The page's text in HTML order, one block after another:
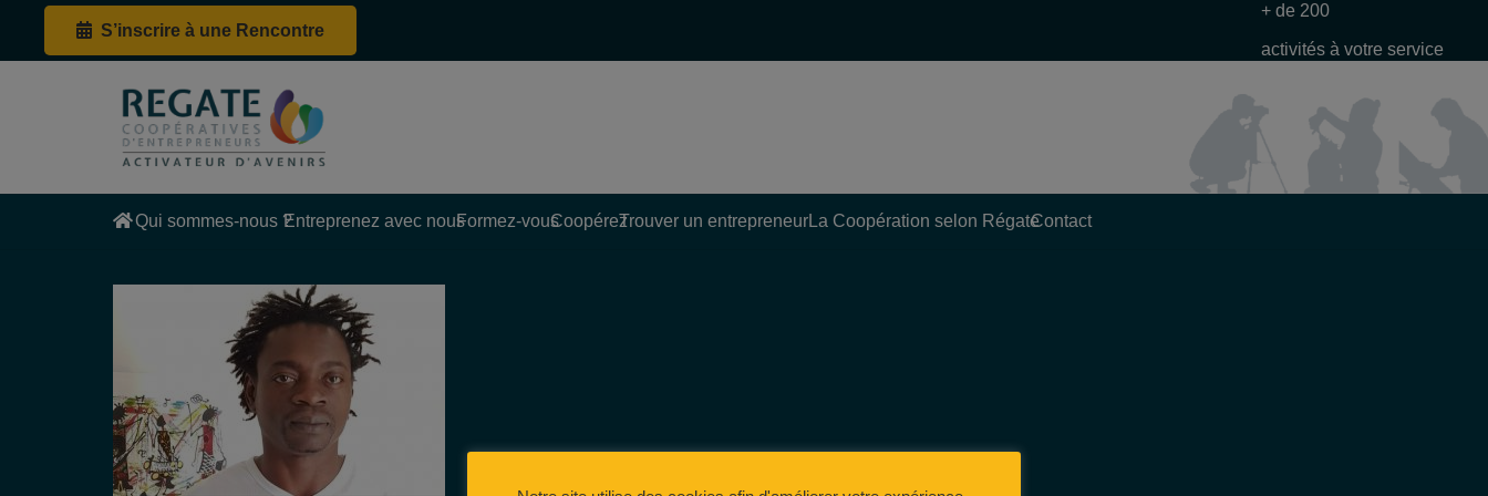
S’inscrire à une Rencontre
+ de 200
activités à votre service
Qui sommes-nous ?Entreprenez avec nousFormez-vousCoopérezTrouver un entrepreneurLa Coopération selon RégateContact